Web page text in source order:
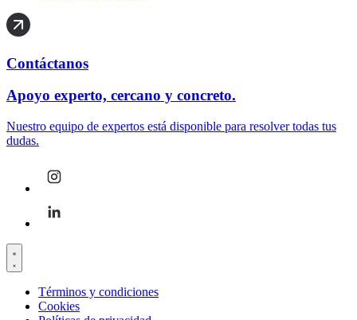
Contáctanos
Apoyo experto, cercano y concreto.
Nuestro equipo de expertos está disponible para resolver todas tus
dudas.
Términos y condiciones
Cookies